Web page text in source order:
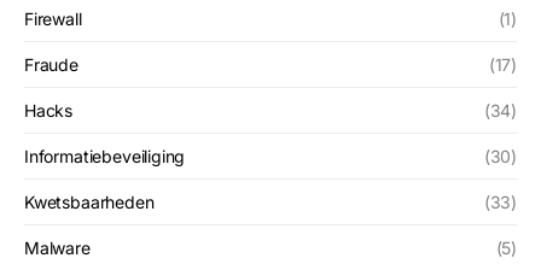
Firewall (1)
Fraude (17)
Hacks (34)
Informatiebeveiliging (30)
Kwetsbaarheden (33)
Malware (5)